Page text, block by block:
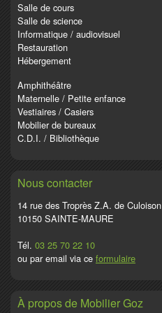
Salle de cours
Salle de science
Informatique / audiovisuel
Restauration
Hébergement
Amphithéâtre
Maternelle / Petite enfance
Vestiaires / Casiers
Mobilier de bureaux
C.D.I. / Bibliothèque
Nous contacter
14 rue des Troprès Z.A. de Culoison
10150 SAINTE-MAURE
Tél. 03 25 70 22 10
ou par email via ce formulaire
À propos de Mobilier Goz